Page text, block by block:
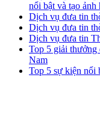
nổi bật và tạo
Dịch vụ đưa tin
Dịch vụ đưa tin
Dịch vụ đưa tin
Top 5 giải thưởng
Nam
Top 5 sự kiện nổi